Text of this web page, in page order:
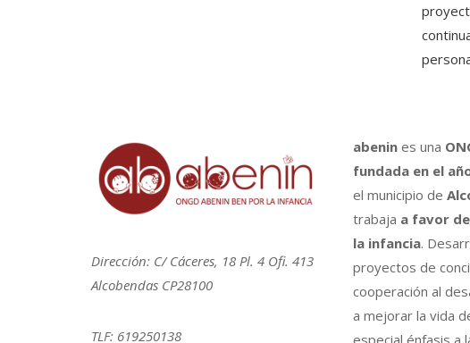
Dirección: C/ Cáceres, 18 Pl. 4 Ofi. 413
Alcobendas CP28100
TLF: 619250138
abenines una
fundada en el
el municipio de
trabaja a favor
la infancia.
proyectos de
cooperación al
a mejorar la vida
especial énfasis a